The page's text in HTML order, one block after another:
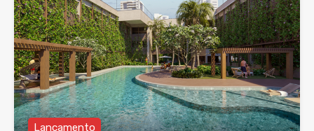
Lançamento